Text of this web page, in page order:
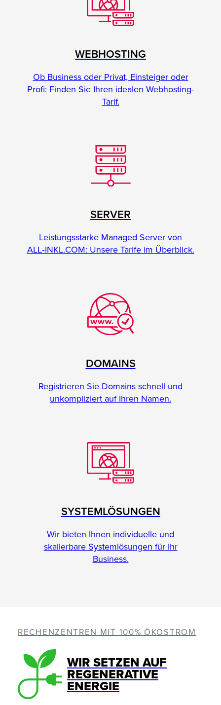
WEBHOSTING
Ob Business oder Privat, Einsteiger oder
Profi: Finden Sie Ihren idealen Webhosting-
Tarif.
SERVER
Leistungsstarke Managed Server von
ALL‑INKL.COM: Unsere Tarife im Überblick.
DOMAINS
Registrieren Sie Domains schnell und
unkompliziert auf Ihren Namen.
SYSTEMLÖSUNGEN
Wir bieten Ihnen individuelle und
skalierbare Systemlösungen für Ihr
Business.
RECHENZENTREN MIT 100% ÖKOSTROM
WIR SETZEN AUF
REGENERATIVE
ENERGIE